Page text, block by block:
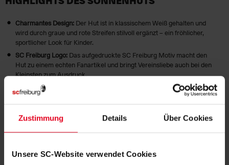
Zustimmung Details Über Cookies
Unsere SC-Website verwendet Cookies
Charmantes Design: Der Hut ist in klassischem Weiß gehalten und
wird durch graue und rote Streifen stilvoll ergänzt – ein fröhlicher,
sportlicher Look für Kinder.
SC Freiburg Logo: Das aufgedruckte SC Freiburg Motiv macht den
Hut zu einem echten Fanartikel und bringt Vereinsliebe auch bei den
Kleinsten zum Ausdruck.
Hoher Tragekomfort:
Gefertigt aus 100 % Baumwolle ist der
Sonnenhut angenehm leicht und atmungsaktiv – ideal für lange Tage
im Freien.
Mit dem SC Freiburg Kinder-Sonnenhut sind die kleinen Fans bestens vor
der Sonne geschützt und zeigen gleichzeitig ihre Liebe zum Verein. Ein